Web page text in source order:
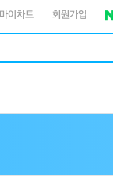
마이차트 회원가입